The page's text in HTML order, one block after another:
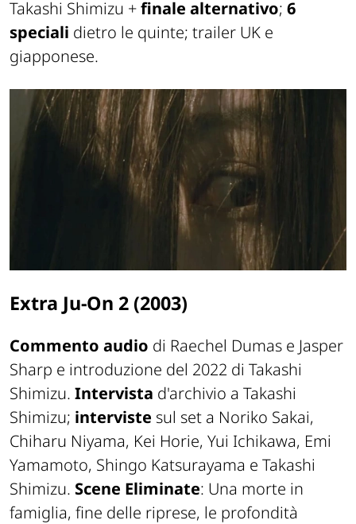
Takashi Shimizu +finale alternativo; 6
speciali dietro le quinte; trailer UK e
giapponese.
Extra Ju-On 2 (2003)
Commento audio di Raechel Dumas e Jasper
Sharp e introduzione del 2022 di Takashi
Shimizu. Intervista d'archivio a Takashi
Shimizu; interviste sul set a Noriko Sakai,
Chiharu Niyama, Kei Horie, Yui Ichikawa, Emi
Yamamoto, Shingo Katsurayama e Takashi
Shimizu. Scene Eliminate: Una morte in
famiglia, fine delle riprese, le profondità